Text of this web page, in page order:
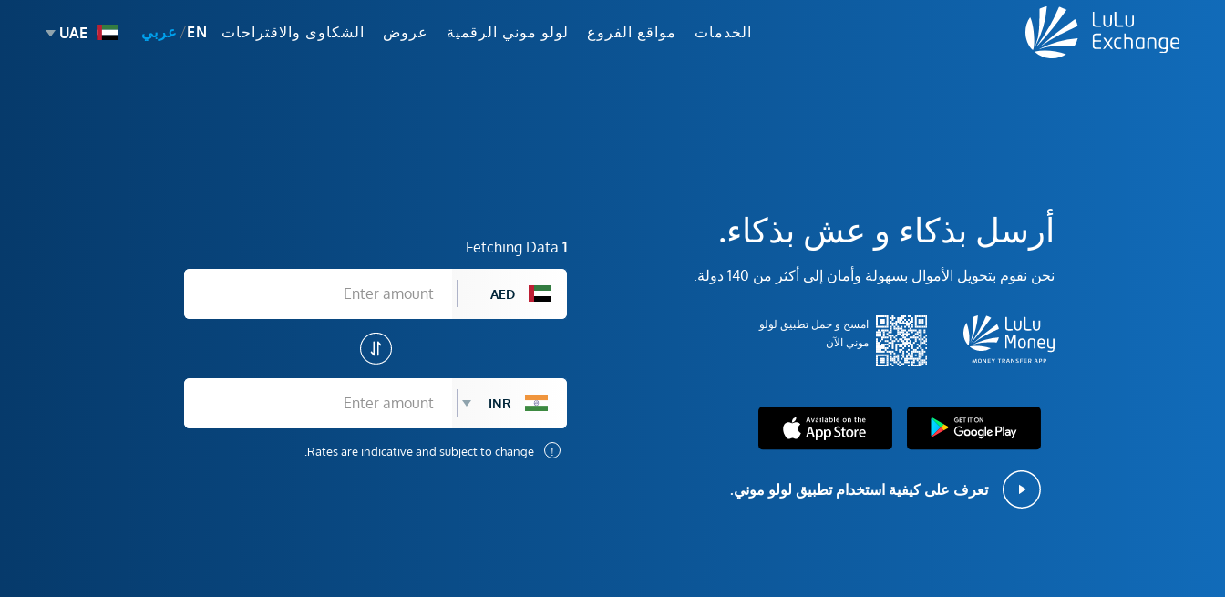
الخدمات مواقع الفروع لولو موني الرقمية عروض الشكاوى والاقتراحات EN عربي UAE
1
Fetching Data...
AED
INR
!
Rates are indicative and subject to change.
أرسل بذكاء و عش بذكاء.
نحن نقوم بتحويل الأموال بسهولة وأمان إلى أكثر من 140 دولة.
امسح و حمل تطبيق لولو
موني الآن
تعرف على كيفية استخدام تطبيق لولو موني.